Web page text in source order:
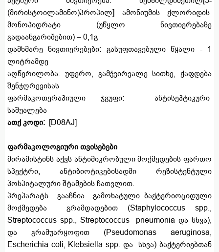
(მირისტოილამინო)პროპილ] ამონიუმის ქლორიდის
მონოჰიდრატი (უწყლო ნივთიერებაზე
გადაანგარიშებით) – 0,1გ
დამხმარე ნივთიერებები: გასუფთავებული წყალი - 1
ლიტრამდე
აღწერილობა: უფერო, გამჭვირვალე სითხე, ქაფდება
შენჯღრევისას
ფარმაკოთერაპიული ჯგუფი: ანტისეპტიკური
საშუალება
ათქ კოდი: [D08AJ]
ფარმაკოლოგიური თვისებები
მირამისტინს აქვს ანტიმიკრობული მოქმედების ფართო
სპექტრი, ანტიბიოტიკებისადმი რეზისტენტული
ჰოსპიტალური შტამების ჩათვლით.
პრეპარატს გააჩნია გამოხატული ბაქტერიოციდული
მოქმედება გრამდადებით (Staphylococcus spp.,
Streptococcus spp., Streptococcus pneumonia და სხვა),
და გრამუარყოფით (Pseudomonas aeruginosa,
Escherichia coli, Klebsiella spp. და სხვა) ბაქტერიებთან